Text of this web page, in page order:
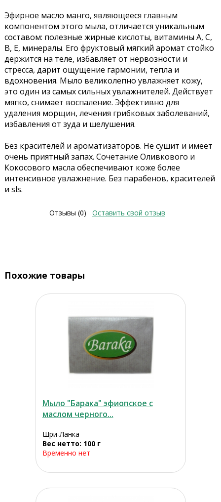
Эфирное масло манго, являющееся главным
компонентом этого мыла, отличается уникальным
составом: полезные жирные кислоты, витамины А, С,
В, Е, минералы. Его фруктовый мягкий аромат стойко
держится на теле, избавляет от нервозности и
стресса, дарит ощущение гармонии, тепла и
вдохновения. Мыло великолепно увлажняет кожу,
это один из самых сильных увлажнителей. Действует
мягко, снимает воспаление. Эффективно для
удаления морщин, лечения грибковых заболеваний,
избавления от зуда и шелушения.
Без красителей и ароматизаторов. Не сушит и имеет
очень приятный запах. Сочетание Оливкового и
Кокосового масла обеспечивают коже более
интенсивное увлажнение. Без парабенов, красителей
и sls.
Отзывы (0) Оставить свой отзыв
Похожие товары
Мыло "Барака" эфиопское с
маслом черного...
Шри-Ланка
Вес нетто: 100 г
Временно нет